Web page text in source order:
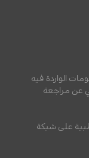
الواردة فيه
عن مراجعة
على شبكة